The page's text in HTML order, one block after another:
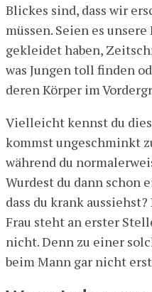
Blickes sind, dass wir
müssen. Seien es
gekleidet haben,
was Jungen toll finden
deren Körper im
Vielleicht kennst du
kommst ungeschminkt
während du
Wurdest du dann schon
dass du krank
Frau steht an erster
nicht. Denn zu einer
beim Mann gar nicht